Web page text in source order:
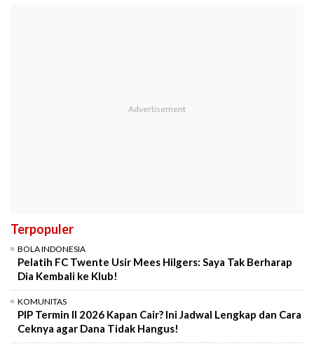
Terpopuler
BOLA INDONESIA
Pelatih FC Twente Usir Mees Hilgers: Saya Tak Berharap
Dia Kembali ke Klub!
KOMUNITAS
PIP Termin II 2026 Kapan Cair? Ini Jadwal Lengkap dan Cara
Ceknya agar Dana Tidak Hangus!